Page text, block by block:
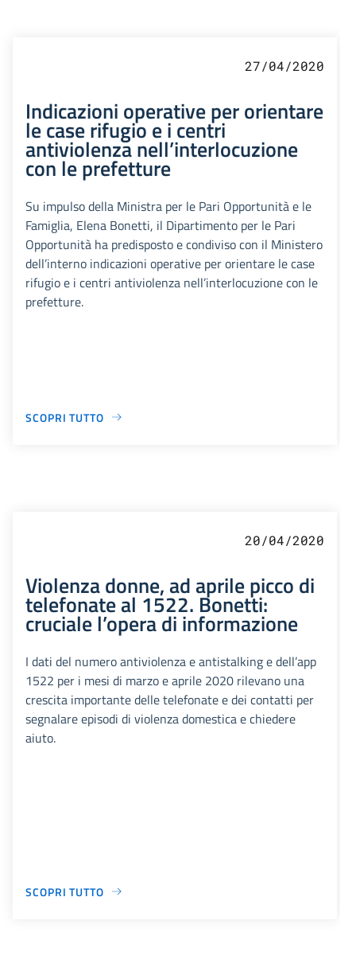
27/04/2020
Indicazioni operative per orientare
le case rifugio e i centri
antiviolenza nell’interlocuzione
con le prefetture
Su impulso della Ministra per le Pari Opportunità e le
Famiglia, Elena Bonetti, il Dipartimento per le Pari
Opportunità ha predisposto e condiviso con il Ministero
dell’interno indicazioni operative per orientare le case
rifugio e i centri antiviolenza nell’interlocuzione con le
prefetture.
SCOPRI TUTTO
20/04/2020
Violenza donne, ad aprile picco di
telefonate al 1522. Bonetti:
cruciale l’opera di informazione
I dati del numero antiviolenza e antistalking e dell’app
1522 per i mesi di marzo e aprile 2020 rilevano una
crescita importante delle telefonate e dei contatti per
segnalare episodi di violenza domestica e chiedere
aiuto.
SCOPRI TUTTO